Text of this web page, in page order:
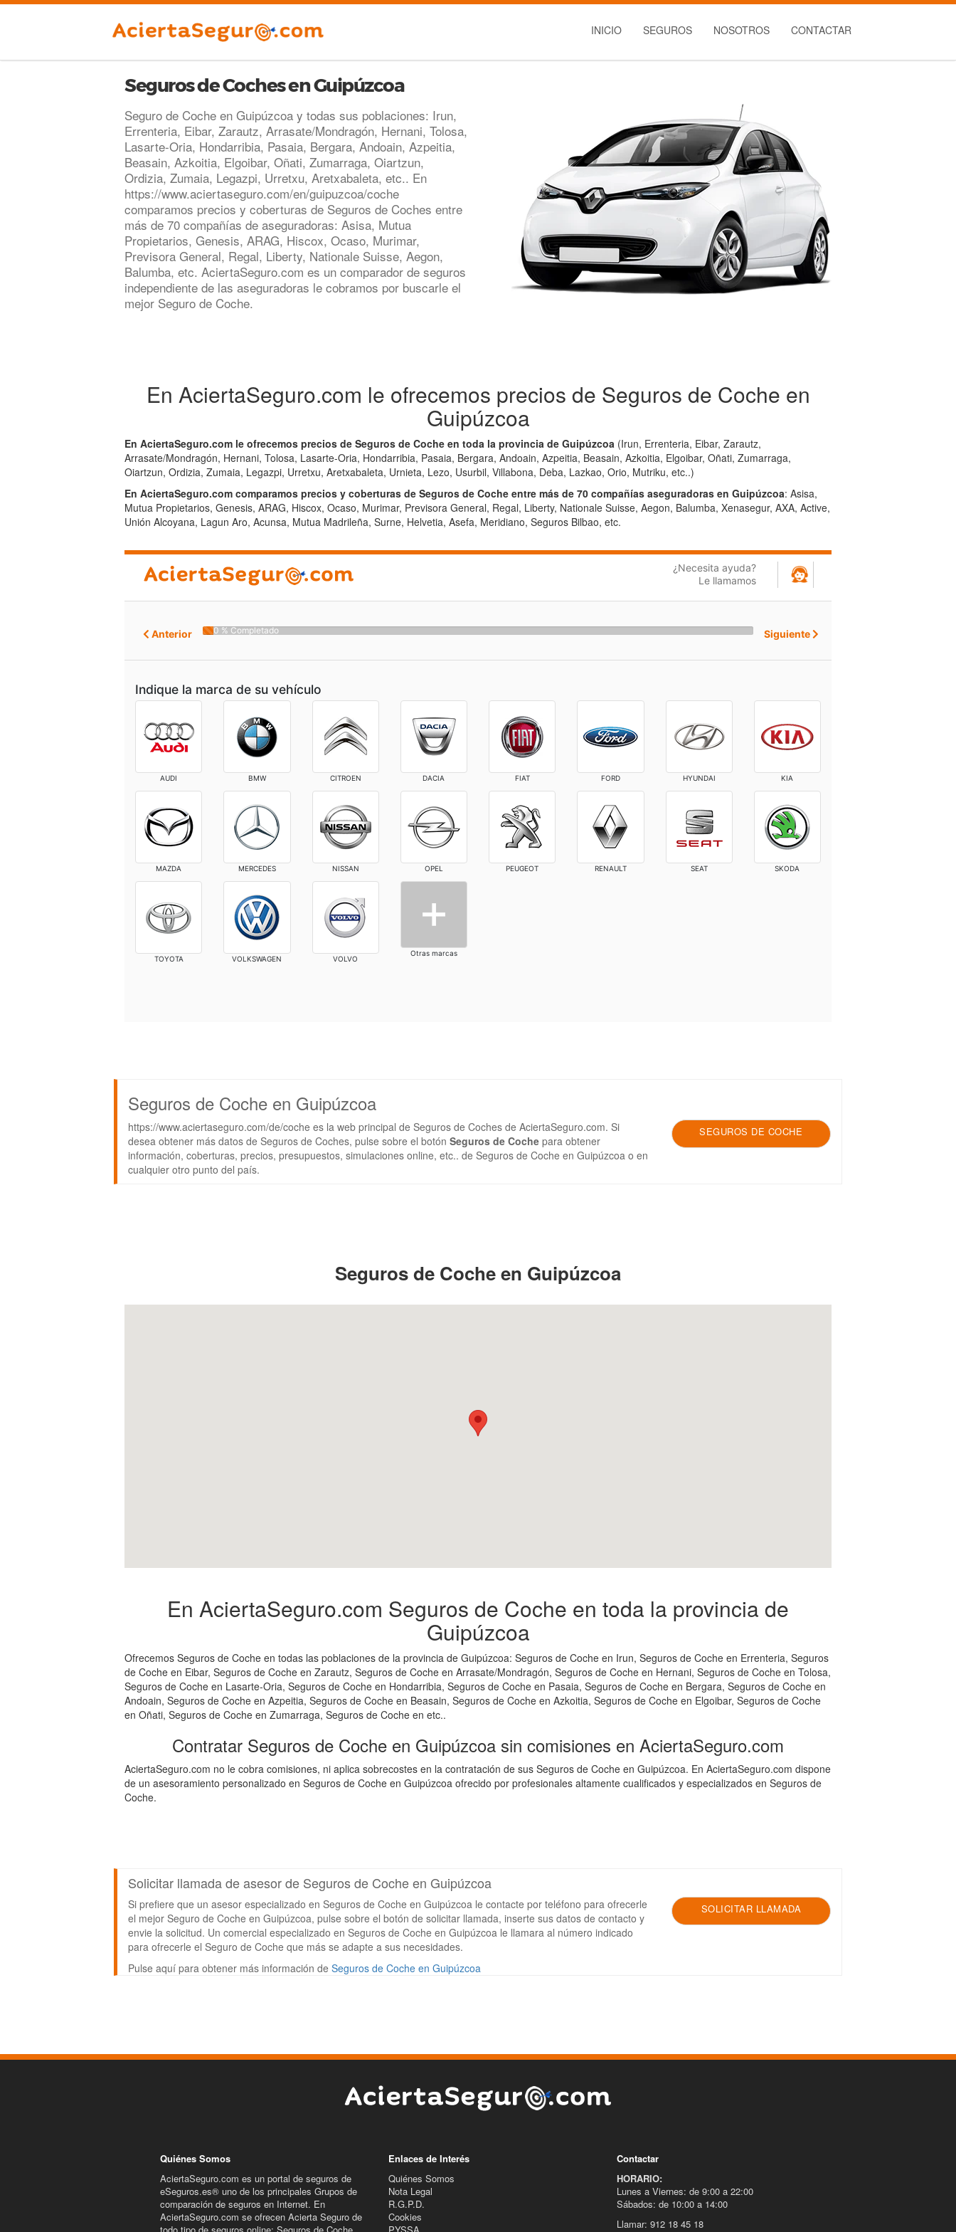
INICIO SEGUROS NOSOTROS CONTACTAR
Seguros de Coches en Guipúzcoa
Seguro de Coche en Guipúzcoa y todas sus poblaciones: Irun,
Errenteria, Eibar, Zarautz, Arrasate/Mondragón, Hernani, Tolosa,
Lasarte-Oria, Hondarribia, Pasaia, Bergara, Andoain, Azpeitia,
Beasain, Azkoitia, Elgoibar, Oñati, Zumarraga, Oiartzun,
Ordizia, Zumaia, Legazpi, Urretxu, Aretxabaleta, etc.. En
https://www.aciertaseguro.com/en/guipuzcoa/coche
comparamos precios y coberturas de Seguros de Coches entre
más de 70 compañías de aseguradoras: Asisa, Mutua
Propietarios, Genesis, ARAG, Hiscox, Ocaso, Murimar,
Previsora General, Regal, Liberty, Nationale Suisse, Aegon,
Balumba, etc. AciertaSeguro.com es un comparador de seguros
independiente de las aseguradoras le cobramos por buscarle el
mejor Seguro de Coche.
En AciertaSeguro.com le ofrecemos precios de Seguros de Coche en
Guipúzcoa
En AciertaSeguro.com le ofrecemos precios de Seguros de Coche en toda la provincia de Guipúzcoa (Irun, Errenteria, Eibar, Zarautz,
Arrasate/Mondragón, Hernani, Tolosa, Lasarte-Oria, Hondarribia, Pasaia, Bergara, Andoain, Azpeitia, Beasain, Azkoitia, Elgoibar, Oñati, Zumarraga,
Oiartzun, Ordizia, Zumaia, Legazpi, Urretxu, Aretxabaleta, Urnieta, Lezo, Usurbil, Villabona, Deba, Lazkao, Orio, Mutriku, etc..)
En AciertaSeguro.com comparamos precios y coberturas de Seguros de Coche entre más de 70 compañías aseguradoras en Guipúzcoa: Asisa,
Mutua Propietarios, Genesis, ARAG, Hiscox, Ocaso, Murimar, Previsora General, Regal, Liberty, Nationale Suisse, Aegon, Balumba, Xenasegur, AXA, Active,
Unión Alcoyana, Lagun Aro, Acunsa, Mutua Madrileña, Surne, Helvetia, Asefa, Meridiano, Seguros Bilbao, etc.
¿Necesita ayuda?
Le llamamos
Anterior 0 % Completado Siguiente
Indique la marca de su vehículo
AUDI BMW CITROEN DACIA FIAT FORD HYUNDAI KIA
MAZDA MERCEDES NISSAN OPEL PEUGEOT RENAULT SEAT SKODA
TOYOTA VOLKSWAGEN VOLVO
Otras marcas
Seguros de Coche en Guipúzcoa
https://www.aciertaseguro.com/de/coche es la web principal de Seguros de Coches de AciertaSeguro.com. Si
desea obtener más datos de Seguros de Coches, pulse sobre el botón Seguros de Coche para obtener
información, coberturas, precios, presupuestos, simulaciones online, etc.. de Seguros de Coche en Guipúzcoa o en
cualquier otro punto del país.
SEGUROS DE COCHE
Seguros de Coche en Guipúzcoa
En AciertaSeguro.com Seguros de Coche en toda la provincia de
Guipúzcoa
Ofrecemos Seguros de Coche en todas las poblaciones de la provincia de Guipúzcoa: Seguros de Coche en Irun, Seguros de Coche en Errenteria, Seguros
de Coche en Eibar, Seguros de Coche en Zarautz, Seguros de Coche en Arrasate/Mondragón, Seguros de Coche en Hernani, Seguros de Coche en Tolosa,
Seguros de Coche en Lasarte-Oria, Seguros de Coche en Hondarribia, Seguros de Coche en Pasaia, Seguros de Coche en Bergara, Seguros de Coche en
Andoain, Seguros de Coche en Azpeitia, Seguros de Coche en Beasain, Seguros de Coche en Azkoitia, Seguros de Coche en Elgoibar, Seguros de Coche
en Oñati, Seguros de Coche en Zumarraga, Seguros de Coche en etc..
Contratar Seguros de Coche en Guipúzcoa sin comisiones en AciertaSeguro.com
AciertaSeguro.com no le cobra comisiones, ni aplica sobrecostes en la contratación de sus Seguros de Coche en Guipúzcoa. En AciertaSeguro.com dispone
de un asesoramiento personalizado en Seguros de Coche en Guipúzcoa ofrecido por profesionales altamente cualificados y especializados en Seguros de
Coche.
Solicitar llamada de asesor de Seguros de Coche en Guipúzcoa
Si prefiere que un asesor especializado en Seguros de Coche en Guipúzcoa le contacte por teléfono para ofrecerle
el mejor Seguro de Coche en Guipúzcoa, pulse sobre el botón de solicitar llamada, inserte sus datos de contacto y
envie la solicitud. Un comercial especializado en Seguros de Coche en Guipúzcoa le llamara al número indicado
para ofrecerle el Seguro de Coche que más se adapte a sus necesidades.
Pulse aquí para obtener más información de Seguros de Coche en Guipúzcoa
SOLICITAR LLAMADA
Quiénes Somos
AciertaSeguro.com es un portal de seguros de
eSeguros.es® uno de los principales Grupos de
comparación de seguros en Internet. En
AciertaSeguro.com se ofrecen Acierta Seguro de
Enlaces de Interés
Quiénes Somos
Nota Legal
R.G.P.D.
Cookies
Contactar
HORARIO:
Lunes a Viernes: de 9:00 a 22:00
Sábados: de 10:00 a 14:00
Llamar: 912 18 45 18